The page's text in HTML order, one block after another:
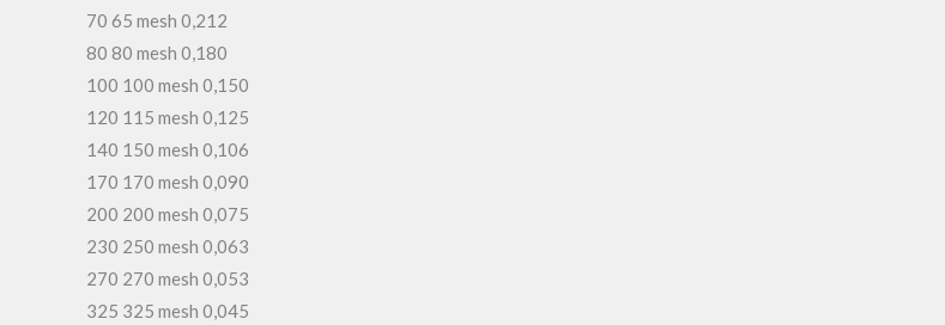
70 65 mesh 0,212
80 80 mesh 0,180
100 100 mesh 0,150
120 115 mesh 0,125
140 150 mesh 0,106
170 170 mesh 0,090
200 200 mesh 0,075
230 250 mesh 0,063
270 270 mesh 0,053
325 325 mesh 0,045